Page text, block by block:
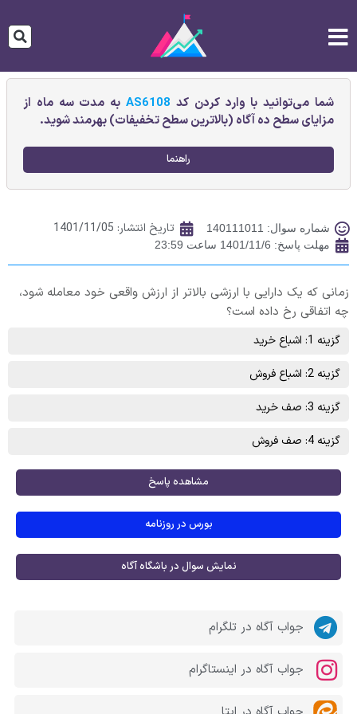
شما می‌توانید با وارد کردن کد AS6108به مدت سه ماه از
مزایای سطح ده آگاه (بالاترین سطح تخفیفات) بهرمند شوید.
راهنما
شماره سوال: 140111011 تاریخ انتشار: 1401/11/05
مهلت پاسخ: 1401/11/6 ساعت 23:59
زمانی که یک دارایی با ارزشی بالاتر از ارزش واقعی خود معامله شود،
چه اتفاقی رخ داده است؟
گزینه 1: اشباع خرید
گزینه 2: اشباع فروش
گزینه 3: صف خرید
گزینه 4: صف فروش
مشاهده پاسخ
بورس در روزنامه
نمایش سوال در باشگاه آگاه
جواب آگاه در تلگرام
جواب آگاه در اینستاگرام